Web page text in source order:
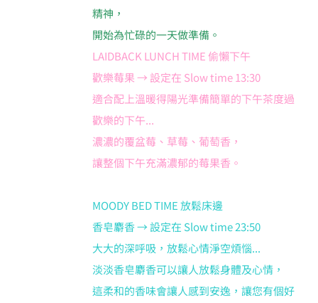
精神，
開始為忙碌的一天做準備。
LAIDBACK LUNCH TIME 偷懶下午
歡樂莓果 → 設定在 Slow time 13:30
適合配上溫暖得陽光準備簡單的下午茶度過
歡樂的下午...
濃濃的覆盆莓、草莓、葡萄香，
讓整個下午充滿濃郁的莓果香。
MOODY BED TIME 放鬆床邊
香皂麝香 → 設定在 Slow time 23:50
大大的深呼吸，放鬆心情淨空煩惱...
淡淡香皂麝香可以讓人放鬆身體及心情，
這柔和的香味會讓人感到安逸，讓您有個好